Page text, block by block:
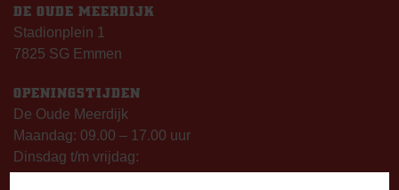
DE OUDE MEERDIJK
Stadionplein 1
7825 SG Emmen
OPENINGSTIJDEN
De Oude Meerdijk
Maandag: 09.00 – 17.00 uur
Dinsdag t/m vrijdag: